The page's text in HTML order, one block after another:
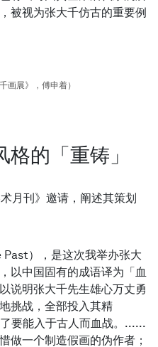
被视为张大千仿古的重要例
画展》，傅申着）
的「重铸」
月刊》邀请，阐述其策划
），是这次我举办张大
以中国固有的成语译为「血
说明张大千先生雄心万丈勇
挑战，全部投入其精
要能入于古人而血战。......
做一个制造假画的伪作者；